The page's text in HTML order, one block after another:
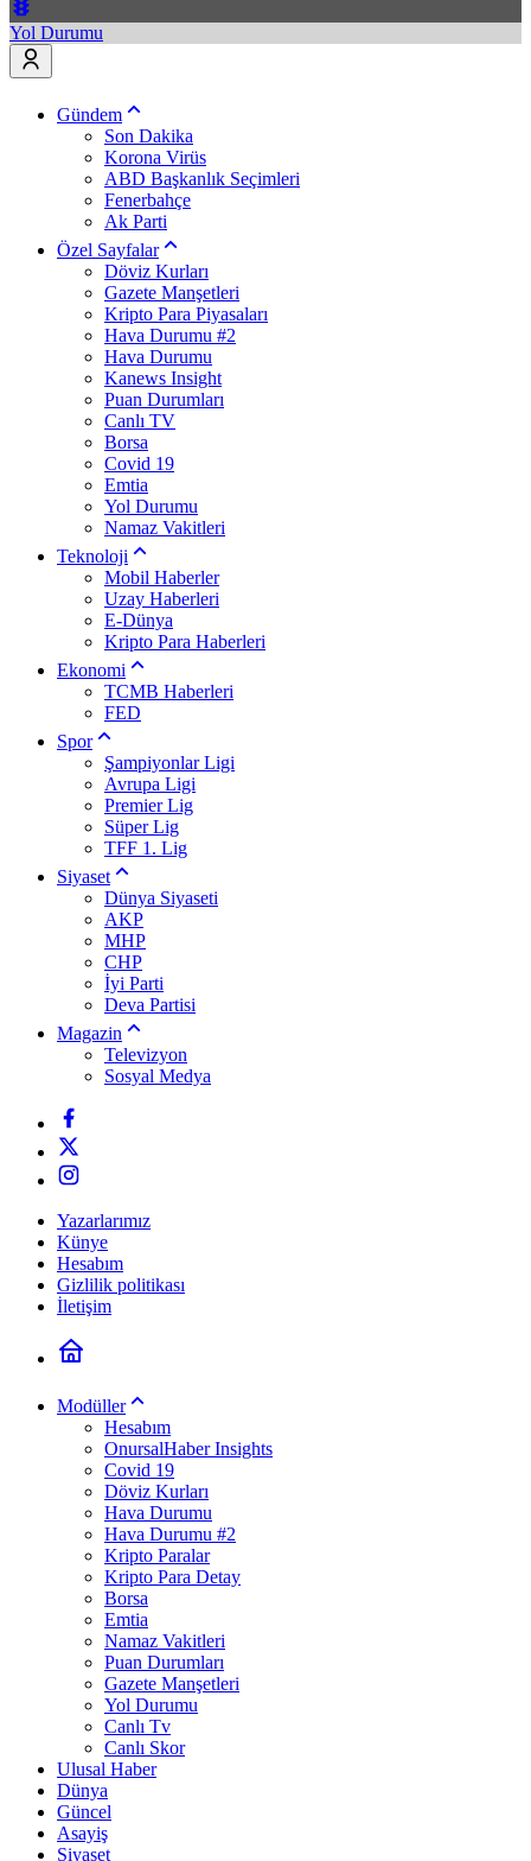
Yol Durumu
Gündem
Son Dakika
Korona Virüs
ABD Başkanlık Seçimleri
Fenerbahçe
Ak Parti
Özel Sayfalar
Döviz Kurları
Gazete Manşetleri
Kripto Para Piyasaları
Hava Durumu #2
Hava Durumu
Kanews Insight
Puan Durumları
Canlı TV
Borsa
Covid 19
Emtia
Yol Durumu
Namaz Vakitleri
Teknoloji
Mobil Haberler
Uzay Haberleri
E-Dünya
Kripto Para Haberleri
Ekonomi
TCMB Haberleri
FED
Spor
Şampiyonlar Ligi
Avrupa Ligi
Premier Lig
Süper Lig
TFF 1. Lig
Siyaset
Dünya Siyaseti
AKP
MHP
CHP
İyi Parti
Deva Partisi
Magazin
Televizyon
Sosyal Medya
Yazarlarımız
Künye
Hesabım
Gizlilik politikası
İletişim
Modüller
Hesabım
OnursalHaber Insights
Covid 19
Döviz Kurları
Hava Durumu
Hava Durumu #2
Kripto Paralar
Kripto Para Detay
Borsa
Emtia
Namaz Vakitleri
Puan Durumları
Gazete Manşetleri
Yol Durumu
Canlı Tv
Canlı Skor
Ulusal Haber
Dünya
Güncel
Asayiş
Siyaset